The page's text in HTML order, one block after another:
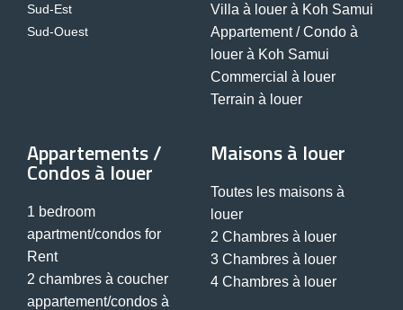
Sud-Est
Sud-Ouest
Villa à louer à Koh Samui
Appartement / Condo à
louer à Koh Samui
Commercial à louer
Terrain à louer
Appartements /
Condos à louer
1 bedroom
apartment/condos for
Rent
2 chambres à coucher
appartement/condos à
Maisons à louer
Toutes les maisons à
louer
2 Chambres à louer
3 Chambres à louer
4 Chambres à louer